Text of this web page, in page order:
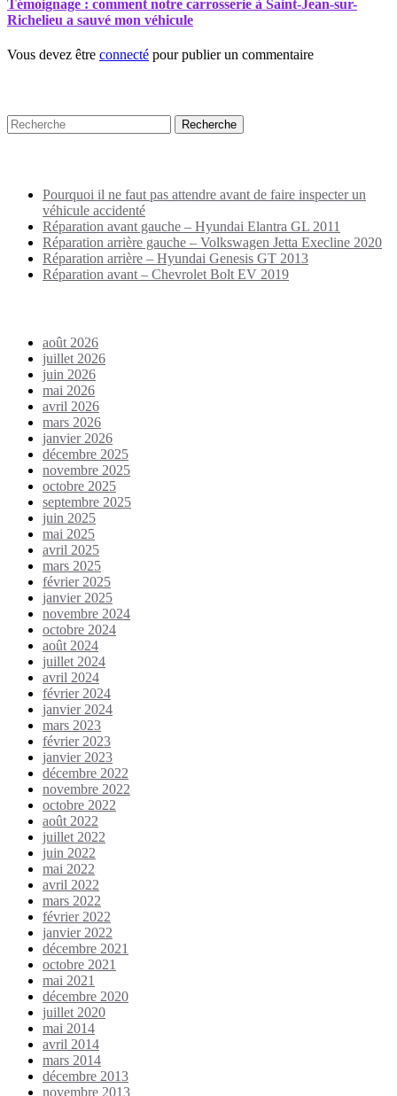
Témoignage : comment notre carrosserie à Saint-Jean-sur-
Richelieu a sauvé mon véhicule
Vous devez être connecté pour publier un commentaire
Pourquoi il ne faut pas attendre avant de faire inspecter un
véhicule accidenté
Réparation avant gauche – Hyundai Elantra GL 2011
Réparation arrière gauche – Volkswagen Jetta Execline 2020
Réparation arrière – Hyundai Genesis GT 2013
Réparation avant – Chevrolet Bolt EV 2019
août 2026
juillet 2026
juin 2026
mai 2026
avril 2026
mars 2026
janvier 2026
décembre 2025
novembre 2025
octobre 2025
septembre 2025
juin 2025
mai 2025
avril 2025
mars 2025
février 2025
janvier 2025
novembre 2024
octobre 2024
août 2024
juillet 2024
avril 2024
février 2024
janvier 2024
mars 2023
février 2023
janvier 2023
décembre 2022
novembre 2022
octobre 2022
août 2022
juillet 2022
juin 2022
mai 2022
avril 2022
mars 2022
février 2022
janvier 2022
décembre 2021
octobre 2021
mai 2021
décembre 2020
juillet 2020
mai 2014
avril 2014
mars 2014
décembre 2013
novembre 2013